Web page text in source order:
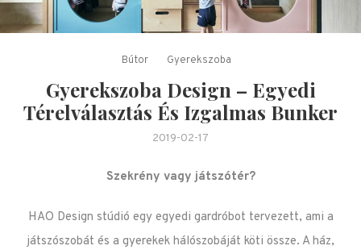
Bútor Gyerekszoba
Gyerekszoba Design – Egyedi
Térelválasztás És Izgalmas Bunker
2019-02-17
Szekrény vagy játszótér?
HAO Design stúdió egy egyedi gardróbot tervezett, ami a
játszószobát és a gyerekek hálószobáját köti össze. A ház,